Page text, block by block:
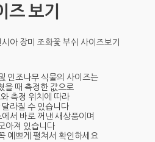
즈 보기
인조나무 식물의 사이즈는
을 때 측정한 값으로
측정 위치에 따라
라질 수 있습니다
서 바로 꺼낸 새상품이며
아져 있습니다
예쁘게 펼쳐서 확인하세요